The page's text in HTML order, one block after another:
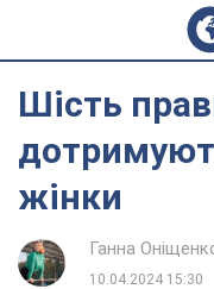
Шість
жінки
Ганна
10.04.2024 15:30